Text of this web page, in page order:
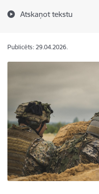
Atskaņot tekstu
Publicēts: 29.04.2026.